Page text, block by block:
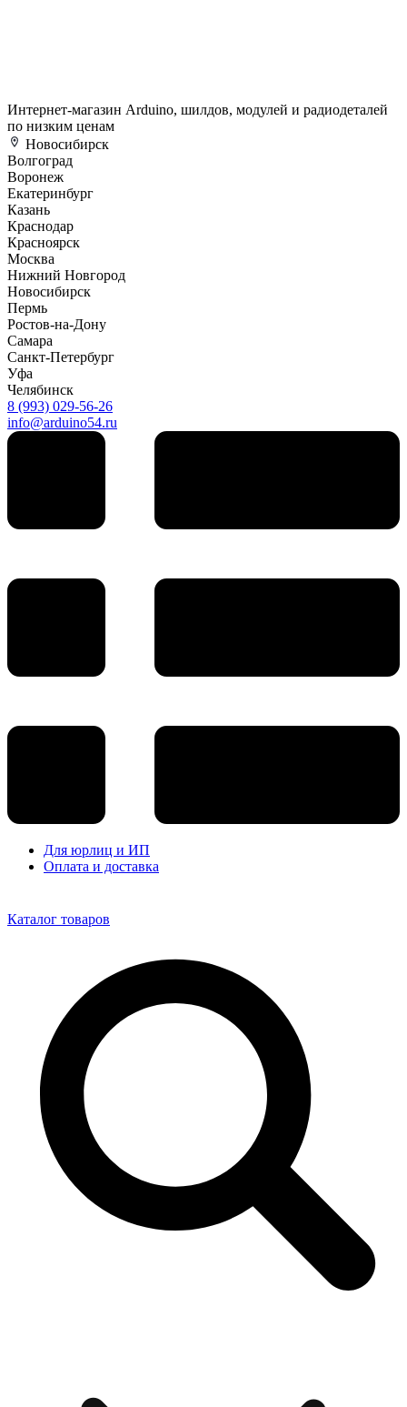
Интернет-магазин Arduino, шилдов, модулей и радиодеталей
по низким ценам
Новосибирск
Волгоград
Воронеж
Екатеринбург
Казань
Краснодар
Красноярск
Москва
Нижний Новгород
Новосибирск
Пермь
Ростов-на-Дону
Самара
Санкт-Петербург
Уфа
Челябинск
8 (993) 029-56-26
info@arduino54.ru
Для юрлиц и ИП
Оплата и доставка
Каталог товаров